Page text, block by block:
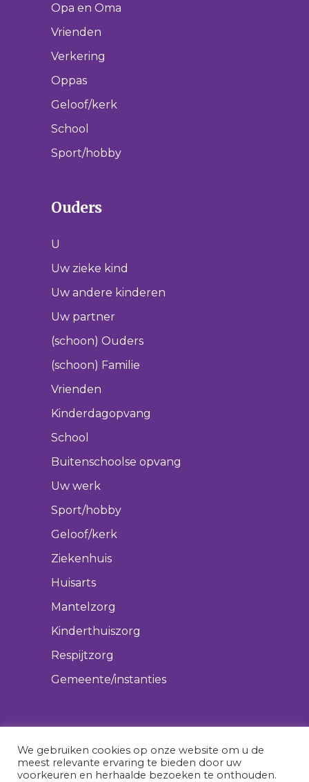
Opa en Oma
Vrienden
Verkering
Oppas
Geloof/kerk
School
Sport/hobby
Ouders
U
Uw zieke kind
Uw andere kinderen
Uw partner
(schoon) Ouders
(schoon) Familie
Vrienden
Kinderdagopvang
School
Buitenschoolse opvang
Uw werk
Sport/hobby
Geloof/kerk
Ziekenhuis
Huisarts
Mantelzorg
Kinderthuiszorg
Respijtzorg
Gemeente/instanties
We gebruiken cookies op onze website om u de
meest relevante ervaring te bieden door uw
voorkeuren en herhaalde bezoeken te onthouden.